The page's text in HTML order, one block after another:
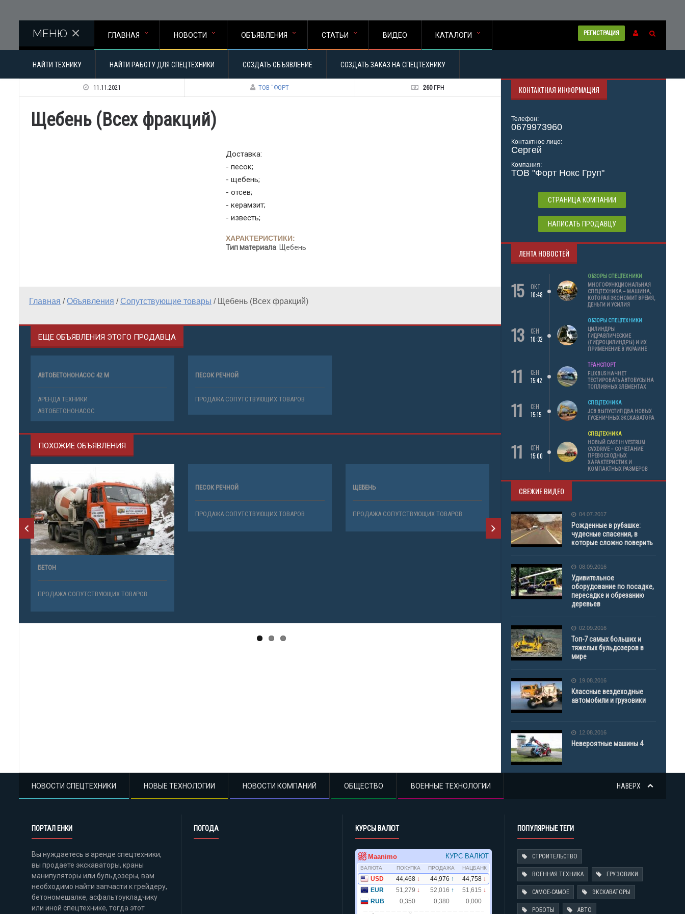
РЕГИСТРАЦИЯ
МЕНЮ ГЛАВНАЯ НОВОСТИ ОБЪЯВЛЕНИЯ СТАТЬИ ВИДЕО КАТАЛОГИ
НАЙТИ ТЕХНИКУ НАЙТИ РАБОТУ ДЛЯ СПЕЦТЕХНИКИ СОЗДАТЬ ОБЪЯВЛЕНИЕ СОЗДАТЬ ЗАКАЗ НА СПЕЦТЕХНИКУ
11.11.2021 ТОВ "ФОРТ 260 ГРН
Щебень (Всех фракций)
Доставка:
- песок;
- щебень;
- отсев;
- керамзит;
- известь;
ХАРАКТЕРИСТИКИ:
Тип материала: Щебень
Главная / Объявления / Сопутствующие товары / Щебень (Всех фракций)
ЕЩЕ ОБЪЯВЛЕНИЯ ЭТОГО ПРОДАВЦА
АВТОБЕТОНОНАСОС 42 М
АРЕНДА ТЕХНИКИ
АВТОБЕТОНОНАСОС
ПЕСОК РЕЧНОЙ
ПРОДАЖА СОПУТСТВУЮЩИХ ТОВАРОВ
ПОХОЖИЕ ОБЪЯВЛЕНИЯ
БЕТОН
ПРОДАЖА СОПУТСТВУЮЩИХ ТОВАРОВ
ПЕСОК РЕЧНОЙ
ПРОДАЖА СОПУТСТВУЮЩИХ ТОВАРОВ
ЩЕБЕНЬ
ПРОДАЖА СОПУТСТВУЮЩИХ ТОВАРОВ
ПЕСОК,ЩЕБЕНЬ,ГРАНШЛАК,ОТСЕВ,БУТ,КИРПИЧ
БЕЗ ПОСРЕДНИКОВ
ПРОДАЖА СОПУТСТВУЮЩИХ ТОВАРОВ
КОНТАКТНАЯ ИНФОРМАЦИЯ
Телефон:
0679973960
Контактное лицо:
Сергей
Компания:
ТОВ "Форт Нокс Груп"
СТРАНИЦА КОМПАНИИ
НАПИСАТЬ ПРОДАВЦУ
ЛЕНТА НОВОСТЕЙ
15
ОКТ
10:48
ОБЗОРЫ СПЕЦТЕХНИКИ
МНОГОФУНКЦИОНАЛЬНАЯ
СПЕЦТЕХНИКА – МАШИНА,
КОТОРАЯ ЭКОНОМИТ ВРЕМЯ,
ДЕНЬГИ И УСИЛИЯ
13
СЕН
10:32
ОБЗОРЫ СПЕЦТЕХНИКИ
ЦИЛИНДРЫ
ГИДРАВЛИЧЕСКИЕ
(ГИДРОЦИЛИНДРЫ) И ИХ
ПРИМЕНЕНИЕ В УКРАИНЕ
11
СЕН
15:42
ТРАНСПОРТ
FLIXBUS НАЧНЕТ
ТЕСТИРОВАТЬ АВТОБУСЫ НА
ТОПЛИВНЫХ ЭЛЕМЕНТАХ
11
СЕН
15:15
СПЕЦТЕХНИКА
JCB ВЫПУСТИЛ ДВА НОВЫХ
ГУСЕНИЧНЫХ ЭКСКАВАТОРА
11
СЕН
15:00
СПЕЦТЕХНИКА
НОВЫЙ CASE IH VESTRUM
CVXDRIVE – СОЧЕТАНИЕ
ПРЕВОСХОДНЫХ
ХАРАКТЕРИСТИК И
КОМПАКТНЫХ РАЗМЕРОВ
СВЕЖИЕ ВИДЕО
04.07.2017
Рожденные в рубашке:
чудесные спасения, в
которые сложно поверить
08.09.2016
Удивительное
оборудование по посадке,
пересадке и обрезанию
деревьев
02.09.2016
Топ-7 самых больших и
тяжелых бульдозеров в
мире
19.08.2016
Классные вездеходные
автомобили и грузовики
12.08.2016
Невероятные машины 4
НАВЕРХ
НОВОСТИ СПЕЦТЕХНИКИ НОВЫЕ ТЕХНОЛОГИИ НОВОСТИ КОМПАНИЙ ОБЩЕСТВО ВОЕННЫЕ ТЕХНОЛОГИИ
ПОРТАЛ ЕНКИ
Вы нуждаетесь в аренде спецтехники,
вы продаете экскаваторы, краны
манипуляторы или бульдозеры, вам
необходимо найти запчасти к грейдеру,
бетономешалке, асфальтоукладчику
или иной спецтехнике, тогда этот
ПОГОДА КУРСЫ ВАЛЮТ ПОПУЛЯРНЫЕ ТЕГИ
СТРОИТЕЛЬСТВО
ВОЕННАЯ ТЕХНИКА ГРУЗОВИКИ
САМОЕ-САМОЕ ЭКСКАВАТОРЫ
РОБОТЫ АВТО